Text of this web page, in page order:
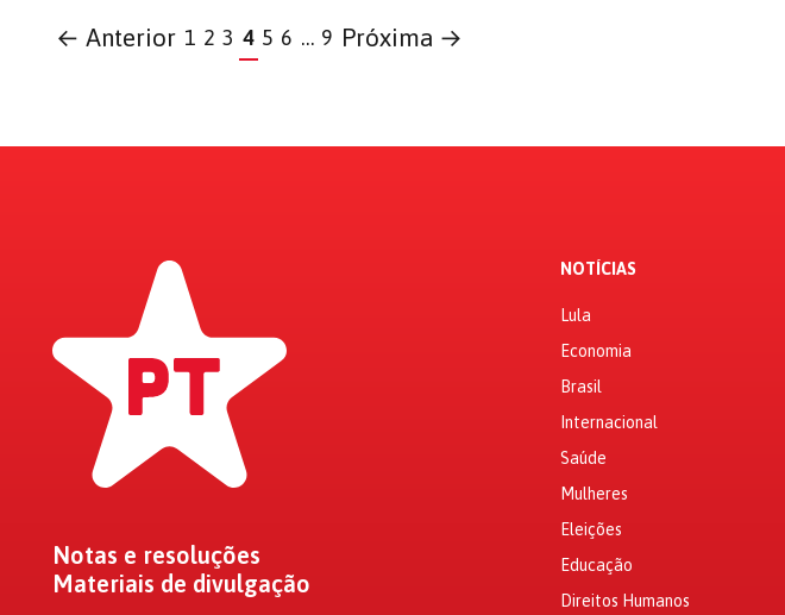
← Anterior 1 2 3 4 5 6 … 9 Próxima →
Notas e resoluções
Materiais de divulgação
NOTÍCIAS
Lula
Economia
Brasil
Internacional
Saúde
Mulheres
Eleições
Educação
Direitos Humanos